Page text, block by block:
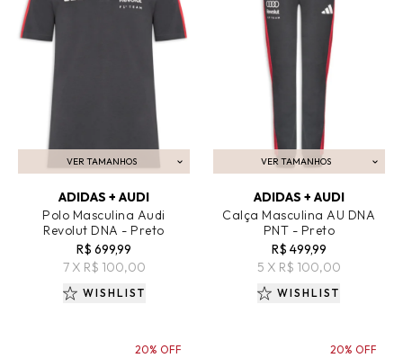
VER TAMANHOS
ADICIONAR AO CARRINHO
ADIDAS + AUDI
Polo Masculina Audi
Revolut DNA - Preto
R$ 699,99
7 X R$ 100,00
WISHLIST
VER TAMANHOS
ADICIONAR AO CARRINHO
ADIDAS + AUDI
Calça Masculina AU DNA
PNT - Preto
R$ 499,99
5 X R$ 100,00
WISHLIST
20% OFF 20% OFF